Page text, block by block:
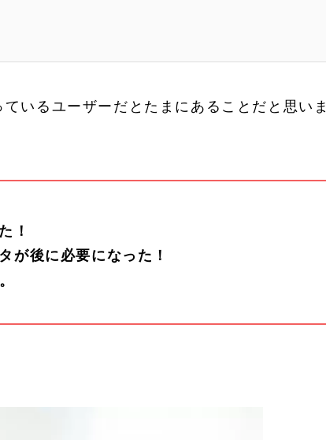
いるユーザーだとたまにあることだと思いま
！
が後に必要になった！